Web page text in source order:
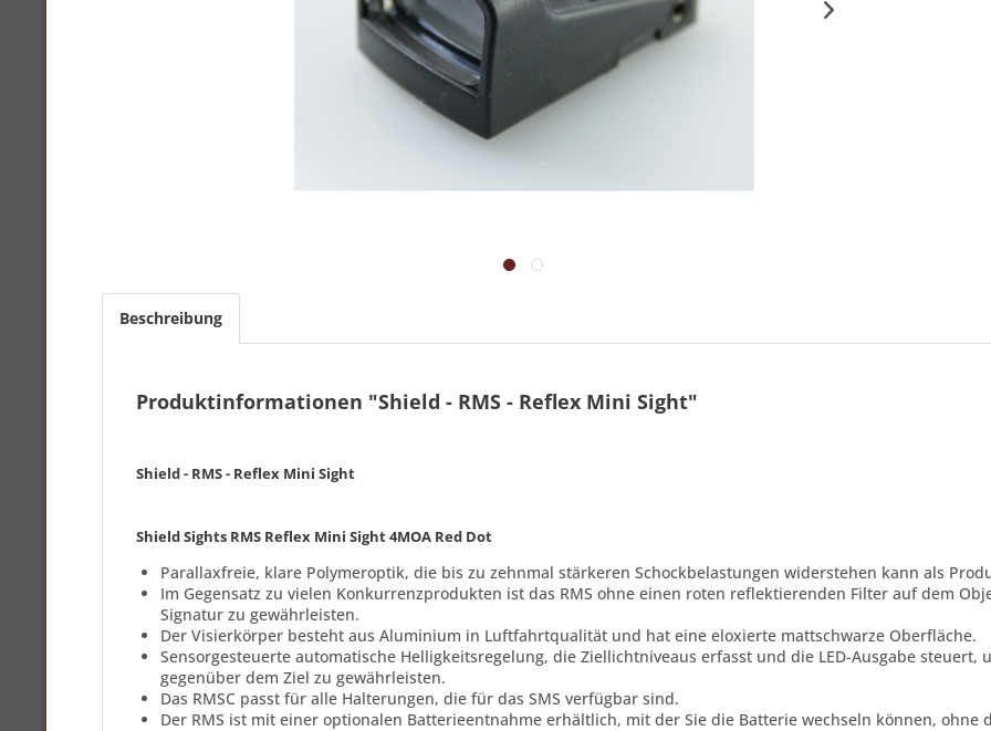
Beschreibung
Produktinformationen "Shield - RMS - Reflex Mini Sight"
Shield - RMS - Reflex Mini Sight
Shield Sights RMS Reflex Mini Sight 4MOA Red Dot
Parallaxfreie, klare Polymeroptik, die bis zu zehnmal stärkeren Schockbelastungen widerstehen kann als
Im Gegensatz zu vielen Konkurrenzprodukten ist das RMS ohne einen roten reflektierenden Filter auf dem
Signatur zu gewährleisten.
Der Visierkörper besteht aus Aluminium in Luftfahrtqualität und hat eine eloxierte mattschwarze Oberfläche.
Sensorgesteuerte automatische Helligkeitsregelung, die Ziellichtniveaus erfasst und die LED-Ausgabe
gegenüber dem Ziel zu gewährleisten.
Das RMSC passt für alle Halterungen, die für das SMS verfügbar sind.
Der RMS ist mit einer optionalen Batterieentnahme erhältlich, mit der Sie die Batterie wechseln können, ohne